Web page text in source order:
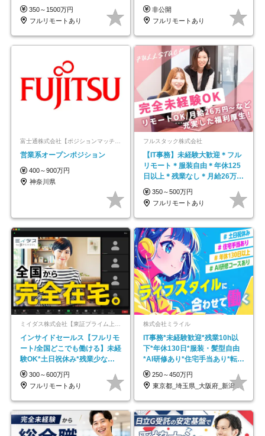
350～1500万円
フルリモートあり
帰／全国募集・業務委託
非公開
フルリモートあり
富士通株式会社【ポジションマッチ登録】
営業系オープンポジション
400～900万円
神奈川県
フルスタック株式会社
【IT事務】未経験大歓迎＊フル
リモート＊服装自由＊年休125
日以上＊残業なし＊月給26万円
以上
350～500万円
フルリモートあり
インサイドセールス【フルリモ
ート/全国どこでも働ける】未経
験OK*土日祝休み*残業少なめ*
在宅勤務手当あり
300～600万円
フルリモートあり
株式会社ミライル
IT事務*未経験歓迎*残業10h以
下*年休130日*服装・髪型自由
*AI研修あり*住宅手当あり*転勤
なし
250～450万円
東京都_埼玉県_大阪府_新潟県_福岡県